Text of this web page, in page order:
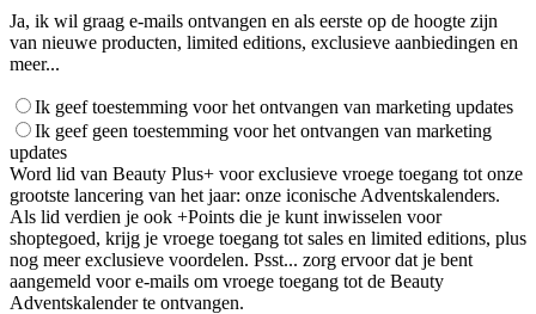
Ja, ik wil graag e-mails ontvangen en als eerste op de hoogte zijn
van nieuwe producten, limited editions, exclusieve aanbiedingen en
meer...
Ik geef toestemming voor het ontvangen van marketing updates
Ik geef geen toestemming voor het ontvangen van marketing
updates
Word lid van Beauty Plus+ voor exclusieve vroege toegang tot onze
grootste lancering van het jaar: onze iconische Adventskalenders.
Als lid verdien je ook +Points die je kunt inwisselen voor
shoptegoed, krijg je vroege toegang tot sales en limited editions, plus
nog meer exclusieve voordelen. Psst... zorg ervoor dat je bent
aangemeld voor e-mails om vroege toegang tot de Beauty
Adventskalender te ontvangen.